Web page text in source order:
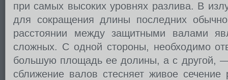
при самых высоких уровнях разлива. В
для сокращения длины последних
расстоянии между защитными валами
сложных. С одной стороны, необходимо
большую площадь ее долины, а с другой,
сближение валов стесняет живое